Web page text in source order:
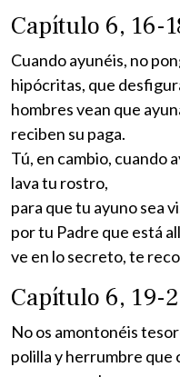
Capítulo 6, 16-
Cuando ayunéis, no
hipócritas, que
hombres vean que
reciben su paga.
Tú, en cambio, cuando
lava tu rostro,
para que tu ayuno sea
por tu Padre que está
ve en lo secreto, te
Capítulo 6, 19-
No os amontonéis
polilla y herrumbre que